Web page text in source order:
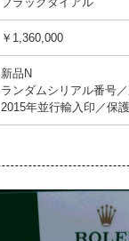
￥1,360,000
新品N
ランダムシリアル番号
2015年並行輸入印／保